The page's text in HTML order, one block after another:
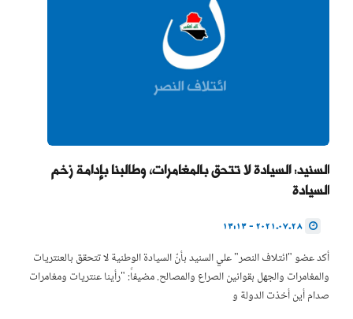
السنيد: السيادة لا تتحق بالمغامرات، وطالبنا بإدامة زخم
السيادة
أكد عضو "ائتلاف النصر" علي السنيد بأنّ السيادة الوطنية لا تتحقق بالعنتريات
والمغامرات والجهل بقوانين الصراع والمصالح. مضيفاً: "رأينا عنتريات ومغامرات
صدام أين أخذت الدولة و